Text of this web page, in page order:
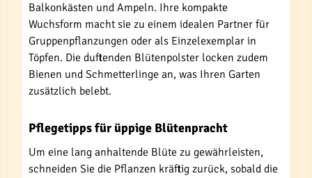
Balkonkästen und Ampeln. Ihre kompakte
Wuchsform macht sie zu einem idealen Partner für
Gruppenpflanzungen oder als Einzelexemplar in
Töpfen. Die duftenden Blütenpolster locken zudem
Bienen und Schmetterlinge an, was Ihren Garten
zusätzlich belebt.
Pflegetipps für üppige Blütenpracht
Um eine lang anhaltende Blüte zu gewährleisten,
schneiden Sie die Pflanzen kräftig zurück, sobald die